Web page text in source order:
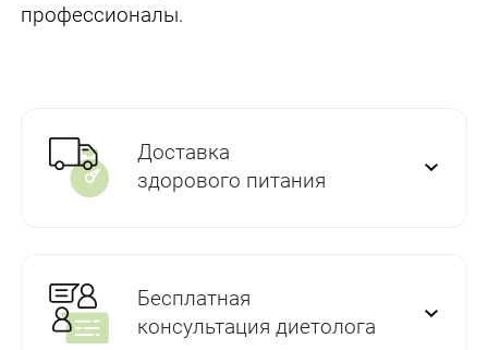
профессионалы.
Доставка
здорового питания
Бесплатная
консультация диетолога